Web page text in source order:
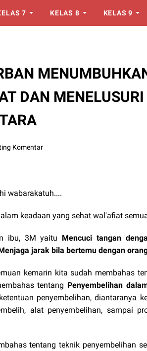
7 KELAS 8 KELAS 9
DAN
Komentar
wabarakatuh....
keadaan yang sehat wal'afiat
ibu, 3M yaitu Mencuci tangan
jarak bila bertemu dengan
kemarin kita sudah membahas
tentang Penyembelihan
penyembelihan, diantaranya
alat penyembelihan, sampai
tentang teknik penyembelihan